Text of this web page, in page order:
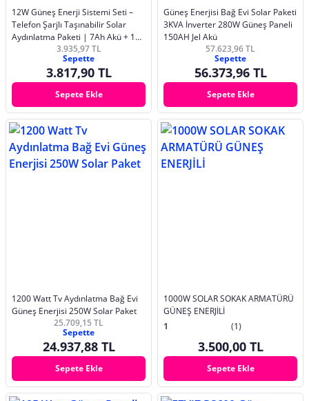
12W Güneş Enerji Sistemi Seti –
Telefon Şarjlı Taşınabilir Solar
Aydınlatma Paketi | 7Ah Akü + 10A
Şarj Kontrol Cihazı + 2 LED Ampul
3.935,97 TL
Sepette
3.817,90 TL
Sepete Ekle
Güneş Enerjisi Bağ Evi Solar Paketi
3KVA İnverter 280W Güneş Paneli
150AH Jel Akü
57.623,96 TL
Sepette
56.373,96 TL
Sepete Ekle
1200 Watt Tv Aydınlatma Bağ Evi
Güneş Enerjisi 250W Solar Paket
25.709,15 TL
Sepette
24.937,88 TL
Sepete Ekle
1000W SOLAR SOKAK ARMATÜRÜ
GÜNEŞ ENERJİLİ
1
(1)
3.500,00 TL
Sepete Ekle